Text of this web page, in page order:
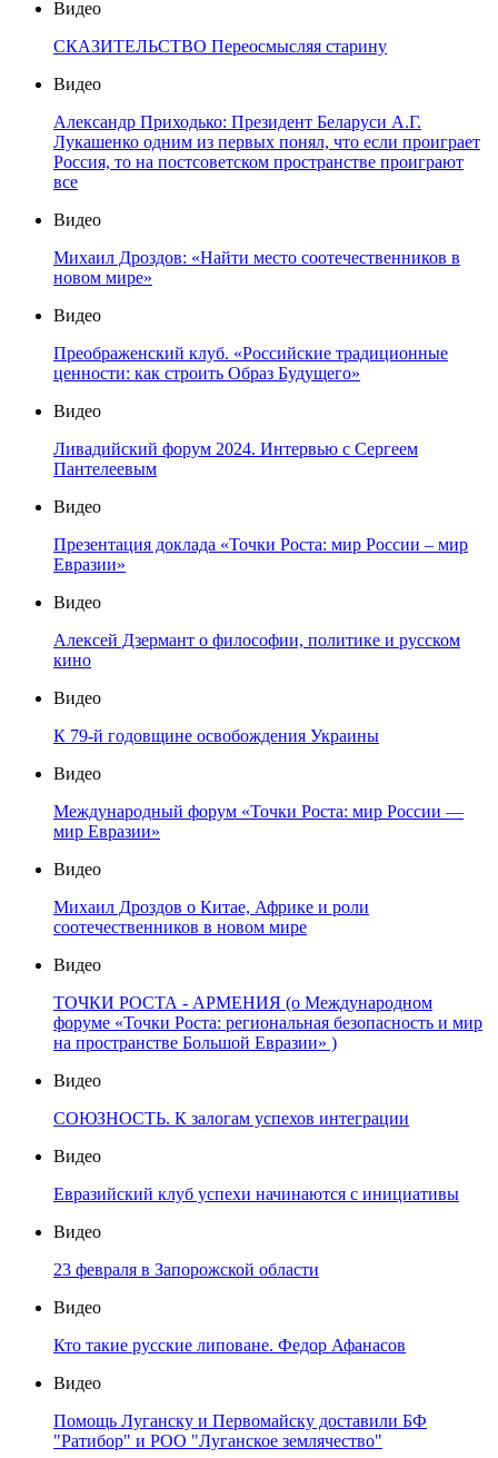
Видео
СКАЗИТЕЛЬСТВО Переосмысляя старину
Видео
Александр Приходько: Президент Беларуси А.Г.
Лукашенко одним из первых понял, что если проиграет
Россия, то на постсоветском пространстве проиграют
все
Видео
Михаил Дроздов: «Найти место соотечественников в
новом мире»
Видео
Преображенский клуб. «Российские традиционные
ценности: как строить Образ Будущего»
Видео
Ливадийский форум 2024. Интервью с Сергеем
Пантелеевым
Видео
Презентация доклада «Точки Роста: мир России – мир
Евразии»
Видео
Алексей Дзермант о философии, политике и русском
кино
Видео
К 79-й годовщине освобождения Украины
Видео
Международный форум «Точки Роста: мир России —
мир Евразии»
Видео
Михаил Дроздов о Китае, Африке и роли
соотечественников в новом мире
Видео
ТОЧКИ РОСТА - АРМЕНИЯ (о Международном
форуме «Точки Роста: региональная безопасность и мир
на пространстве Большой Евразии» )
Видео
СОЮЗНОСТЬ. К залогам успехов интеграции
Видео
Евразийский клуб успехи начинаются с инициативы
Видео
23 февраля в Запорожской области
Видео
Кто такие русские липоване. Федор Афанасов
Видео
Помощь Луганску и Первомайску доставили БФ
"Ратибор" и РОО "Луганское землячество"